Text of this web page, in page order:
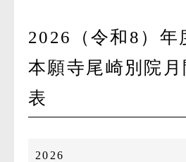
2026（令和8）年
本願寺尾崎別院
表
2026